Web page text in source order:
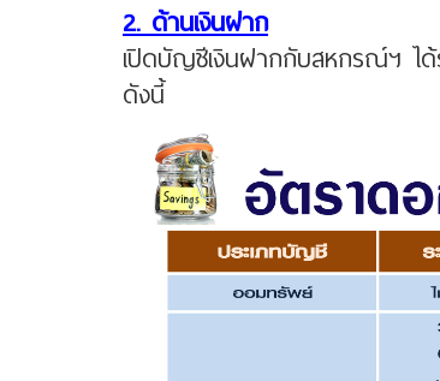
2. ด้านเงินฝาก
เปิดบัญชีเงินฝากกับสหกรณ์ฯ ได้
ดังนี้